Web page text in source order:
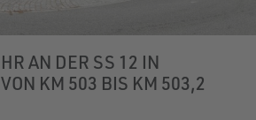
AN DER SS 12 IN
KM 503 BIS KM 503,2